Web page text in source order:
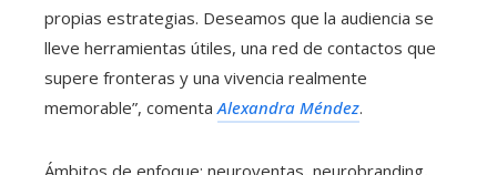
propias estrategias. Deseamos que la audiencia se
lleve herramientas útiles, una red de contactos que
supere fronteras y una vivencia realmente
memorable”, comenta Alexandra Méndez.
Ámbitos de enfoque: neuroventas, neurobranding,